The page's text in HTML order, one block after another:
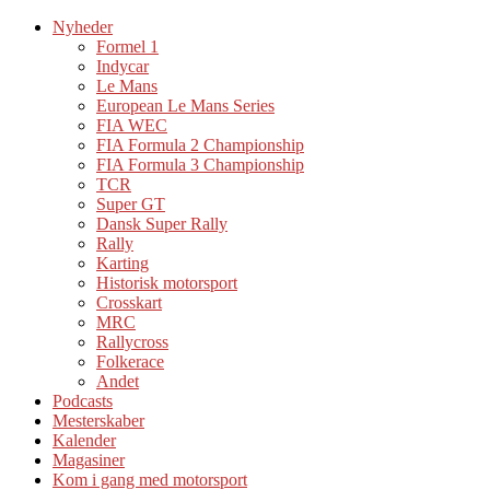
Nyheder
Formel 1
Indycar
Le Mans
European Le Mans Series
FIA WEC
FIA Formula 2 Championship
FIA Formula 3 Championship
TCR
Super GT
Dansk Super Rally
Rally
Karting
Historisk motorsport
Crosskart
MRC
Rallycross
Folkerace
Andet
Podcasts
Mesterskaber
Kalender
Magasiner
Kom i gang med motorsport